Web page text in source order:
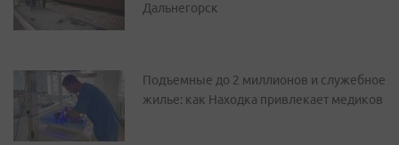
Дальнегорск
Подъемные до 2 миллионов и служебное
жилье: как Находка привлекает медиков